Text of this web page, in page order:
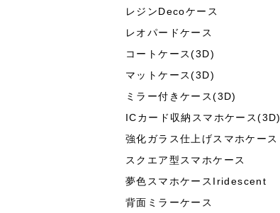
レジンDecoケース
レオパードケース
コートケース(3D)
マットケース(3D)
ミラー付きケース(3D)
ICカード収納スマホケース(3D)
強化ガラス仕上げスマホケース
スクエア型スマホケース
夢色スマホケースIridescent
背面ミラーケース